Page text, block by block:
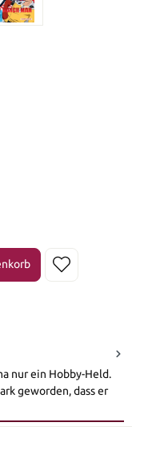
verfügbar.)
ein oder benutze die
nur ein Hobby-Held.
geworden, dass er